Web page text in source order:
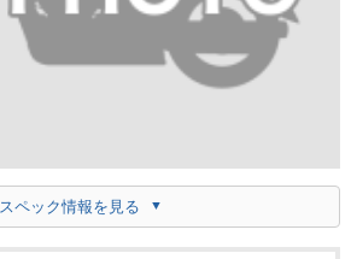
スペック情報を見る